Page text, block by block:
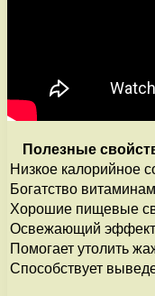
Полезные
Низкое калорийное
Богатство
Хорошие пищевые
Освежающий эффект
Помогает утолить
Способствует